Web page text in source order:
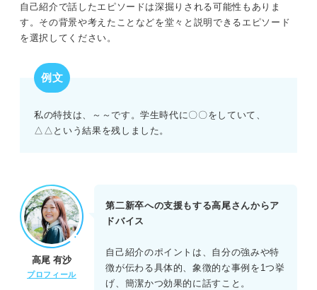
自己紹介で話したエピソードは深掘りされる可能性もありま
す。その背景や考えたことなどを堂々と説明できるエピソード
を選択してください。
例文
私の特技は、～～です。学生時代に〇〇をしていて、
△△という結果を残しました。
高尾 有沙
プロフィール
第二新卒への支援もする高尾さんからア
ドバイス
自己紹介のポイントは、自分の強みや特
徴が伝わる具体的、象徴的な事例を1つ挙
げ、簡潔かつ効果的に話すこと。